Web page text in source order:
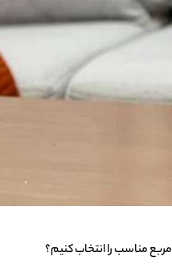
مناسب را انتخاب کنیم؟